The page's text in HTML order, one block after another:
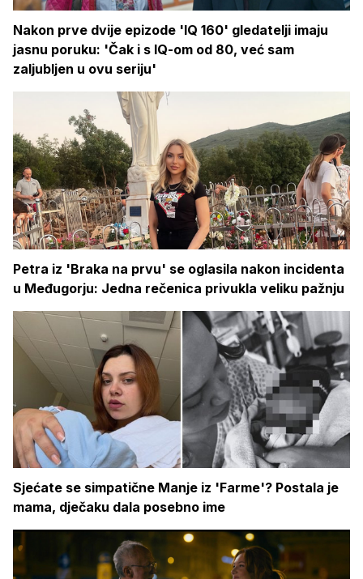
Nakon prve dvije epizode 'IQ 160' gledatelji imaju
jasnu poruku: 'Čak i s IQ-om od 80, već sam
zaljubljen u ovu seriju'
Petra iz 'Braka na prvu' se oglasila nakon incidenta
u Međugorju: Jedna rečenica privukla veliku pažnju
Sjećate se simpatične Manje iz 'Farme'? Postala je
mama, dječaku dala posebno ime